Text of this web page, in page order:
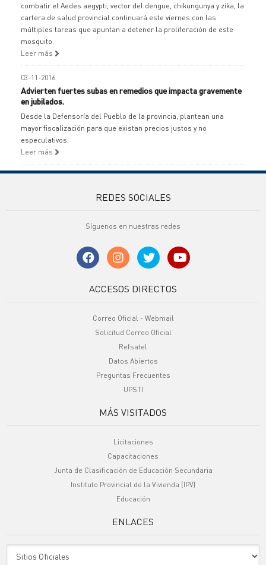
combatir el Aedes aegypti, vector del dengue, chikungunya y zika, la
cartera de salud provincial continuará este viernes con las
múltiples tareas que apuntan a detener la proliferación de este
mosquito.
Leer más
03-11-2016
Advierten fuertes subas en remedios que impacta gravemente
en jubilados.
Desde la Defensoría del Pueblo de la provincia, plantean una
mayor fiscalización para que existan precios justos y no
especulativos.
Leer más
REDES SOCIALES
Síguenos en nuestras redes
ACCESOS DIRECTOS
Correo Oficial - Webmail
Solicitud Correo Oficial
Refsatel
Datos Abiertos
Preguntas Frecuentes
UPSTI
MÁS VISITADOS
Licitaciones
Capacitaciones
Junta de Clasificación de Educación Secundaria
Instituto Provincial de la Vivienda (IPV)
Educación
ENLACES